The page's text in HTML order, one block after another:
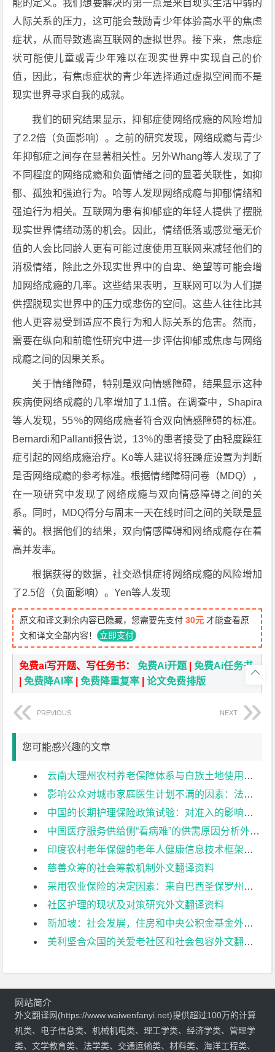
能的定义。我们想要解决的第一点是来自现实生活中弱的
人际关系的压力，这可能会鼓励青少年体验高水平的焦虑
症状，从而导致逃离互联网的虚拟世界。接下来，焦虑症
状可能使儿童或青少年难以在现实世界中实现自己的价
值，因此，有焦虑症状的青少年选择通过虚拟空间而不是
现实世界寻求自我的成就。
我们的研究结果显示，抑郁症使网络成瘾的风险增加
了2.2倍（负面影响）。之前的研究发现，网络成瘾与青少
年抑郁症之间存在显著相关性。另外Whang等人发现了了
不同程度的网络成瘾和负面情绪之间的显著关联性，如抑
郁、孤独和强迫行为。哈等人发现网络成瘾与抑郁情绪和
强迫行为相关。互联网为患有抑郁症的年轻人提供了摆脱
现实世界情绪动荡的机会。因此，情绪低落或感觉毫无价
值的人会比同龄人更有可能过度使用互联网来减轻他们的
消极情绪，除此之外现实世界中的自卑、绝望等可能会增
加网络成瘾的几率。这些结果表明，互联网可以为人们提
供摆脱现实世界中的压力或悲伤的空间。这些人往往比其
他人更容易受到适应不良行为和人际关系的危害。然而，
需要在纵向和前瞻性研究中进一步评估抑郁或焦虑与网络
成瘾之间的因果关系。
关于情绪障碍，特别是双向情感障碍，结果显示这种
疾病使网络成瘾的几率增加了1.1倍。在调查中，Shapira
等人发现，55％的网络成瘾者符合双向情感障碍的标准。
Bernardi和Pallanti报告说，13％的患者接受了由轻度躁狂
症引起的网络成瘾治疗。Ko等人建议将狂躁症设置为判断
是否网络成瘾的参考标准。根据情绪障碍问卷（MDQ），
在一项研究中发现了网络成瘾与双向情感障碍之间的关
系。同时，MDQ得分与周末一天在线时间之间的关联是显
著的。根据他们的结果，双向情感障碍和网络成瘾存在着
高并发率。
根据获得的数据，社交恐惧症将网络成瘾的风险增加
了2.5倍（负面影响）。Yen等人发现
原文和译文剩余内容已隐藏，您需要先支付30元 才能查看原
文和译文全部内容！ 立即支付
免费ai写开题、写任务书：免费Ai开题 |免费Ai任务书
|免费降AI率 |免费降重复率 |论文免费排版
PREVIOUS NEXT
您可能感兴趣的文章
云南大理州农村养老保障体系与白族土地使用权流转——以中国剑川县为例外文翻译资料
影响公众对城市家庭医生计划不满的因素：法尔斯省一项基于一般群的研究外文翻译资料
中国的长期护理保险政策试验：对准入的影响外文翻译资料
中国医疗服务供给侧“看病难”的供需原因分析外文翻译资料
印度农村老年保健的老年人健康信息技术框架：一项政策倡议外文翻译资料
慈善众筹的社会筹款机制外文翻译资料
采用农业保险的决定因素：来自巴西圣保罗州农民的证据外文翻译资料
社区护理的现状及对策研究外文翻译资料
新加坡：社会发展，住房和中央公积金基金外文翻译资料
美利坚合众国的关爱老社区和社会包容外文翻译资料

网站简介
外文翻译网(https://www.waiwenfanyi.net)提供超过100万的计算
机类、电子信息类、机械机电类、理工学类、经济学类、管理学
类、文学教育类、法学类、交通运输类、材料类、海洋工程类、